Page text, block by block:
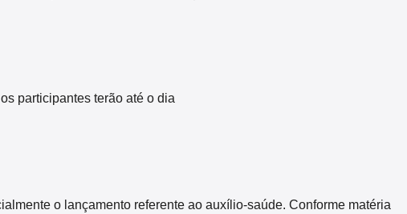
participantes terão até o dia
o lançamento referente ao auxílio-saúde. Conforme matéria